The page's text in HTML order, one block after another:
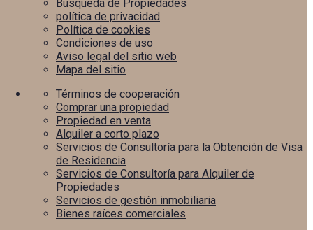
Búsqueda de Propiedades
política de privacidad
Política de cookies
Condiciones de uso
Aviso legal del sitio web
Mapa del sitio
Términos de cooperación
Comprar una propiedad
Propiedad en venta
Alquiler a corto plazo
Servicios de Consultoría para la Obtención de Visa
de Residencia
Servicios de Consultoría para Alquiler de
Propiedades
Servicios de gestión inmobiliaria
Bienes raíces comerciales